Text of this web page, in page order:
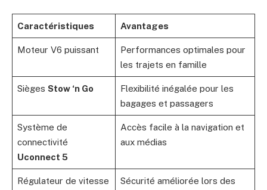
Caractéristiques Avantages
Moteur V6 puissant
Performances optimales pour
les trajets en famille
Sièges Stow ‘n Go
Flexibilité inégalée pour les
bagages et passagers
Système de
connectivité
Uconnect 5
Accès facile à la navigation et
aux médias
Régulateur de vitesse
Sécurité améliorée lors des